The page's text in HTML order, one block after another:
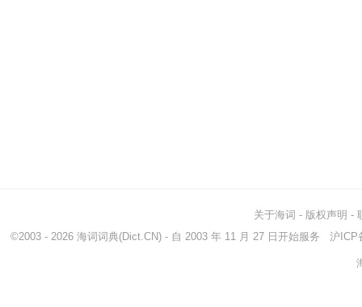
关于海词 - 版权声明 -
©2003 - 2026 海词词典(Dict.CN) - 自 2003 年 11 月 27 日开始服务 沪ICP